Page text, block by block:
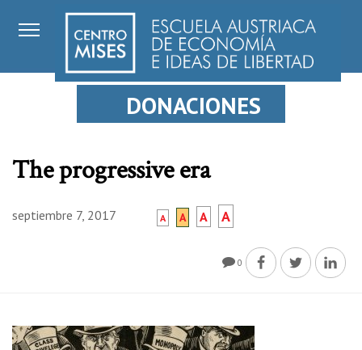
DONACIONES
The progressive era
septiembre 7, 2017 A A A A
0